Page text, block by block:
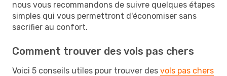
nous vous recommandons de suivre quelques étapes
simples qui vous permettront d'économiser sans
sacrifier au confort.
Comment trouver des vols pas chers
Voici 5 conseils utiles pour trouver des vols pas chers